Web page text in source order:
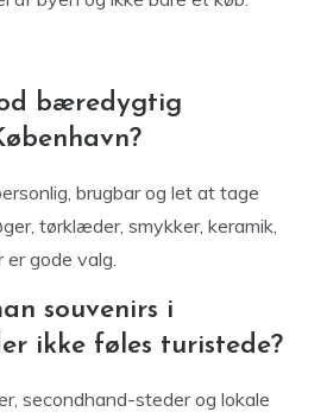
bæredygtig
brugbar og let at tage
tørklæder, smykker, keramik,
er gode valg.
souvenirs i
ikke føles turistede?
secondhand-steder og lokale